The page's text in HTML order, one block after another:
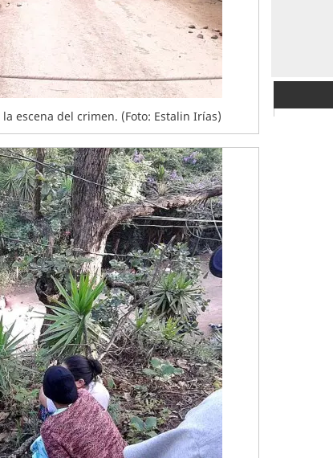
escena del crimen. (Foto: Estalin Irías)